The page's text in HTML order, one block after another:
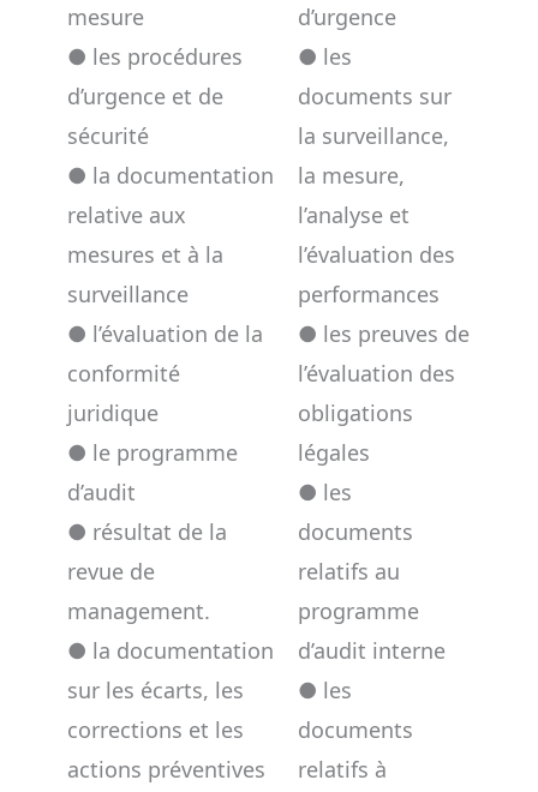
mesure
● les procédures
d’urgence et de
sécurité
● la documentation
relative aux
mesures et à la
surveillance
● l’évaluation de la
conformité
juridique
● le programme
d’audit
● résultat de la
revue de
management.
● la documentation
sur les écarts, les
corrections et les
actions préventives
d’urgence
● les
documents sur
la surveillance,
la mesure,
l’analyse et
l’évaluation des
performances
● les preuves de
l’évaluation des
obligations
légales
● les
documents
relatifs au
programme
d’audit interne
● les
documents
relatifs à